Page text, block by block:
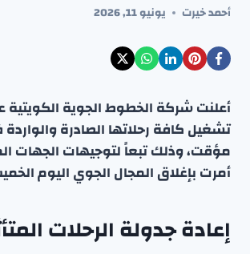
أحمد خيرت يونيو 11, 2026
أعلنت شركة الخطوط الجوية الكويتية
تشغيل كافة رحلاتها الصادرة
مؤقت، وذلك تبعاً لتوجيهات الجهات
أمرت بإغلاق المجال الجوي اليوم
إعادة جدولة الرحلات